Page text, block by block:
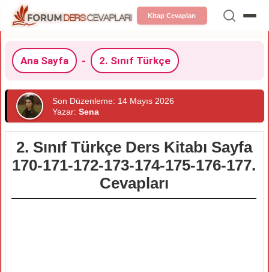
Kitap Cevapları
Ana Sayfa - 2. Sınıf Türkçe
Son Düzenleme: 14 Mayıs 2026
Yazar: Sena
2. Sınıf Türkçe Ders Kitabı Sayfa
170-171-172-173-174-175-176-177.
Cevapları